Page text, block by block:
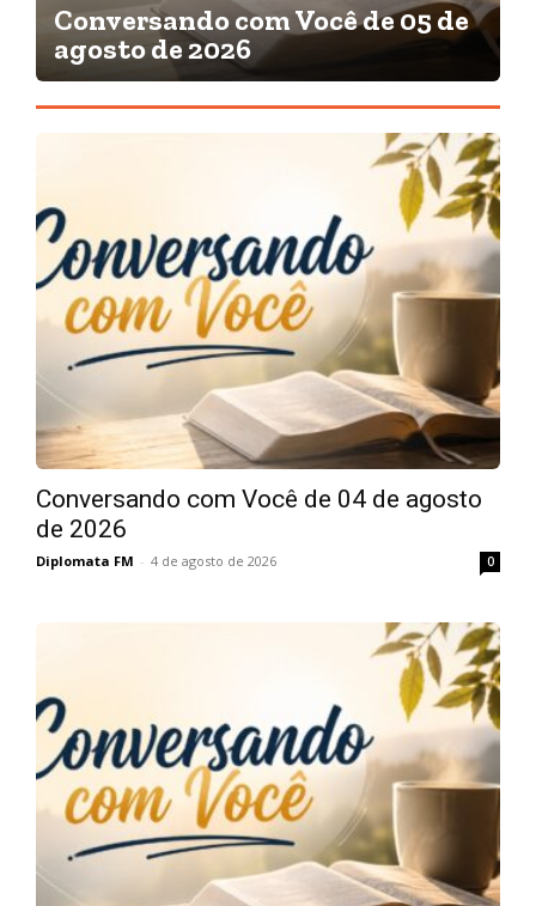
Conversando com Você de 05 de
agosto de 2026
Conversando com Você de 04 de agosto
de 2026
Diplomata FM - 4 de agosto de 2026 0